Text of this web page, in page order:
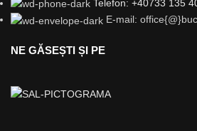
Telefon: +40733 135
E-mail:
NE GĂSEȘTI ȘI PE